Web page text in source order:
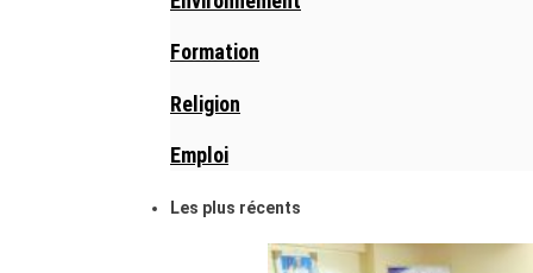
Formation
Religion
Emploi
Les plus récents